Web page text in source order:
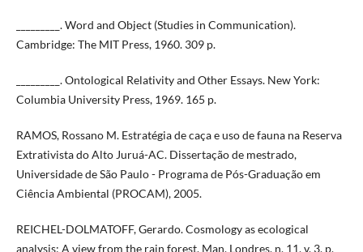
_________. Word and Object (Studies in Communication).
Cambridge: The MIT Press, 1960. 309 p.
_________. Ontological Relativity and Other Essays. New York:
Columbia University Press, 1969. 165 p.
RAMOS, Rossano M. Estratégia de caça e uso de fauna na Reserva
Extrativista do Alto Juruá-AC. Dissertação de mestrado,
Universidade de São Paulo - Programa de Pós-Graduação em
Ciência Ambiental (PROCAM), 2005.
REICHEL-DOLMATOFF, Gerardo. Cosmology as ecological
analysis: A view from the rain forest. Man, Londres, n. 11, v. 3, p.